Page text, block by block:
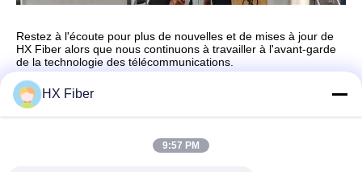
Restez à l'écoute pour plus de nouvelles et de mises à jour de
HX Fiber alors que nous continuons à travailler à l'avant-garde
de la technologie des télécommunications.
HX Fiber
9:57 PM